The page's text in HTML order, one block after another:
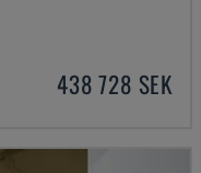
438 728 SEK